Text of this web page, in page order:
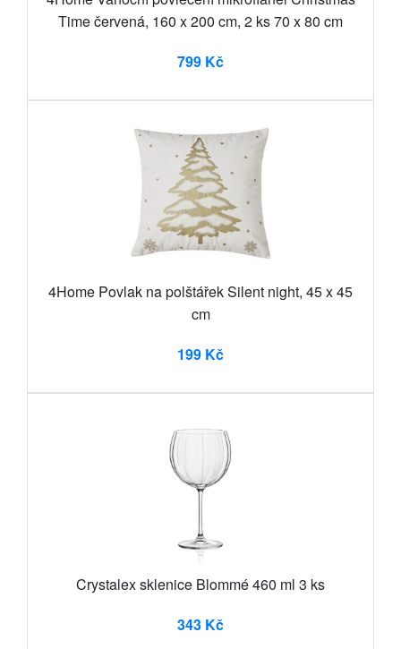
Time červená, 160 x 200 cm, 2 ks 70 x 80 cm
799 Kč
4Home Povlak na polštářek Silent night, 45 x 45
cm
199 Kč
Crystalex sklenice Blommé 460 ml 3 ks
343 Kč